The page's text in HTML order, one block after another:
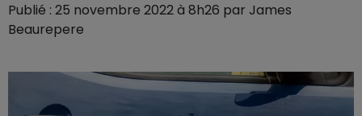
Publié : 25 novembre 2022 à 8h26 par James
Beaurepere